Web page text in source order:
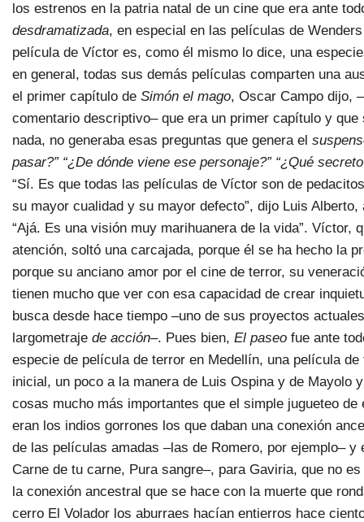
los estrenos en la patria natal de un cine que era ante
desdramatizada, en especial en las películas de
película de Víctor es, como él mismo lo dice, una
en general, todas sus demás películas comparten una
el primer capítulo de Simón el mago, Oscar Campo dijo,
comentario descriptivo– que era un primer capítulo y
nada, no generaba esas preguntas que genera el
pasar?” “¿De dónde viene ese personaje?” “¿Qué
“Sí. Es que todas las películas de Víctor son de
su mayor cualidad y su mayor defecto”, dijo Luis
“Ajá. Es una visión muy marihuanera de la vida”. Víctor,
atención, soltó una carcajada, porque él se ha hecho la
porque su anciano amor por el cine de terror, su
tienen mucho que ver con esa capacidad de crear
busca desde hace tiempo –uno de sus proyectos
largometraje de acción–. Pues bien, El paseo fue ante
especie de película de terror en Medellín, una película
inicial, un poco a la manera de Luis Ospina y de Mayolo
cosas mucho más importantes que el simple jugueteo
eran los indios gorrones los que daban una conexión
de las películas amadas –las de Romero, por ejemplo– y
Carne de tu carne, Pura sangre–, para Gaviria, que no
la conexión ancestral que se hace con la muerte que
cerro El Volador los aburraes hacían entierros hace